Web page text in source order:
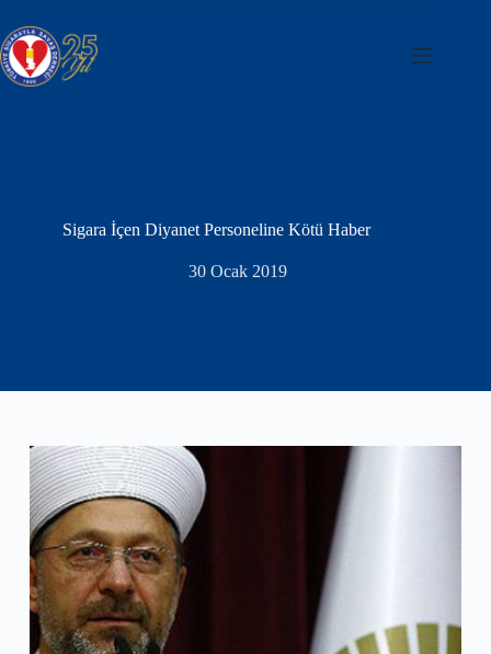
to
content
Sigara İçen Diyanet Personeline Kötü Haber
30 Ocak 2019